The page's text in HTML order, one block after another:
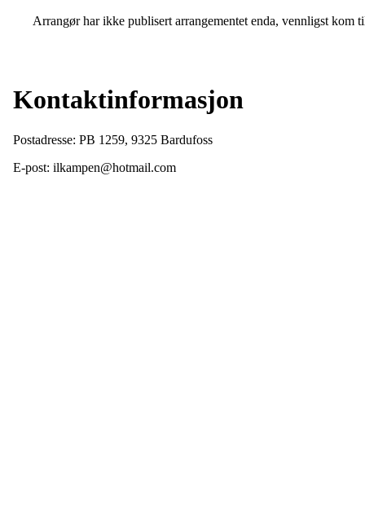
Arrangør har ikke publisert arrangementet enda, vennligst kom
Kontaktinformasjon
Postadresse: PB 1259, 9325 Bardufoss
E-post: ilkampen@hotmail.com